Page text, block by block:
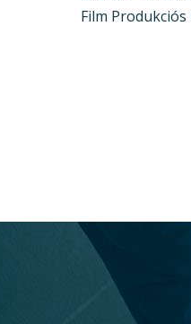
Film Produkciós